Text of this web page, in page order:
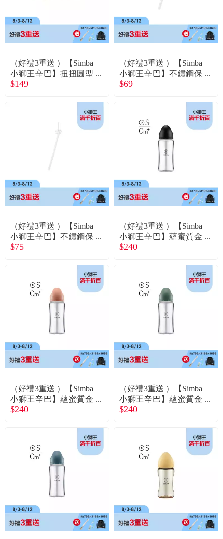
（好禮3重送 ）【Simba
小獅王辛巴】扭扭圓型
夜光安撫奶嘴（全齡）-
$149
（好禮3重送 ）【Simba
小獅王辛巴】不鏽鋼保
溫瓶直通吸管替換組(單
$69
（好禮3重送 ）【Simba
小獅王辛巴】不鏽鋼保
溫瓶直通吸管替換組(單
$75
（好禮3重送 ）【Simba
小獅王辛巴】蘊蜜質金
玻璃寬口防脹氣奶瓶-27
$240
（好禮3重送 ）【Simba
小獅王辛巴】蘊蜜質金
玻璃寬口防脹氣奶瓶-27
$240
（好禮3重送 ）【Simba
小獅王辛巴】蘊蜜質金
玻璃寬口防脹氣奶瓶-27
$240